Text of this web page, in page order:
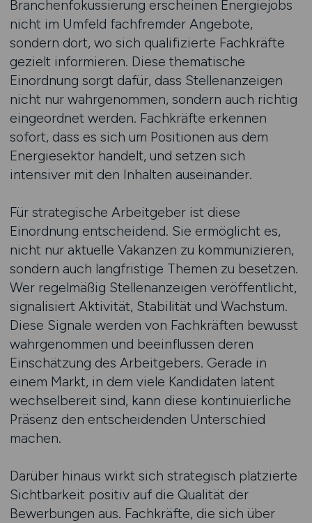
Branchenfokussierung erscheinen Energiejobs
nicht im Umfeld fachfremder Angebote,
sondern dort, wo sich qualifizierte Fachkräfte
gezielt informieren. Diese thematische
Einordnung sorgt dafür, dass Stellenanzeigen
nicht nur wahrgenommen, sondern auch richtig
eingeordnet werden. Fachkräfte erkennen
sofort, dass es sich um Positionen aus dem
Energiesektor handelt, und setzen sich
intensiver mit den Inhalten auseinander.
Für strategische Arbeitgeber ist diese
Einordnung entscheidend. Sie ermöglicht es,
nicht nur aktuelle Vakanzen zu kommunizieren,
sondern auch langfristige Themen zu besetzen.
Wer regelmäßig Stellenanzeigen veröffentlicht,
signalisiert Aktivität, Stabilität und Wachstum.
Diese Signale werden von Fachkräften bewusst
wahrgenommen und beeinflussen deren
Einschätzung des Arbeitgebers. Gerade in
einem Markt, in dem viele Kandidaten latent
wechselbereit sind, kann diese kontinuierliche
Präsenz den entscheidenden Unterschied
machen.
Darüber hinaus wirkt sich strategisch platzierte
Sichtbarkeit positiv auf die Qualität der
Bewerbungen aus. Fachkräfte, die sich über